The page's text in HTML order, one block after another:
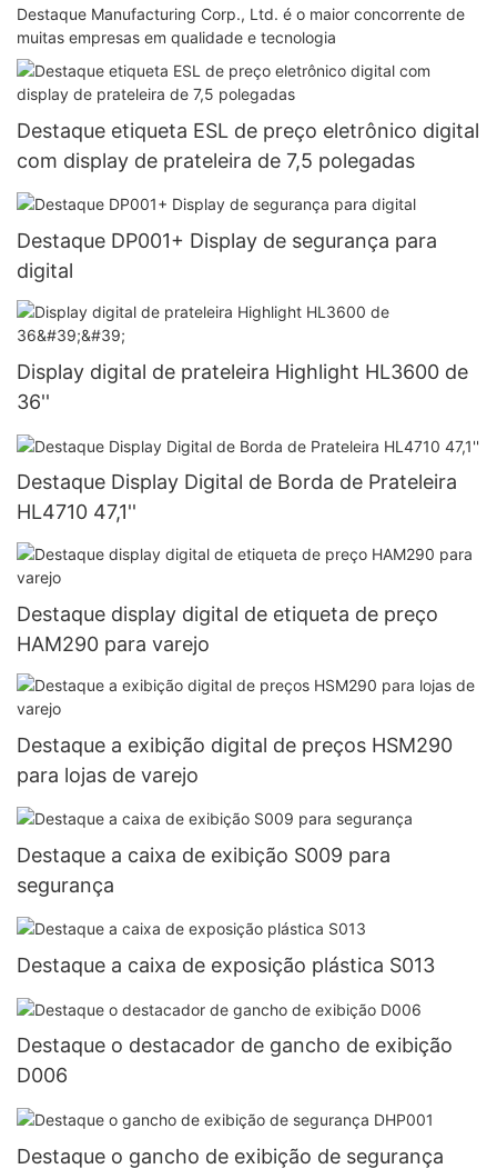
Destaque Manufacturing Corp., Ltd. é o maior concorrente de
muitas empresas em qualidade e tecnologia
Destaque etiqueta ESL de preço eletrônico digital
com display de prateleira de 7,5 polegadas
Destaque DP001+ Display de segurança para
digital
Display digital de prateleira Highlight HL3600 de
36''
Destaque Display Digital de Borda de Prateleira
HL4710 47,1''
Destaque display digital de etiqueta de preço
HAM290 para varejo
Destaque a exibição digital de preços HSM290
para lojas de varejo
Destaque a caixa de exibição S009 para
segurança
Destaque a caixa de exposição plástica S013
Destaque o destacador de gancho de exibição
D006
Destaque o gancho de exibição de segurança